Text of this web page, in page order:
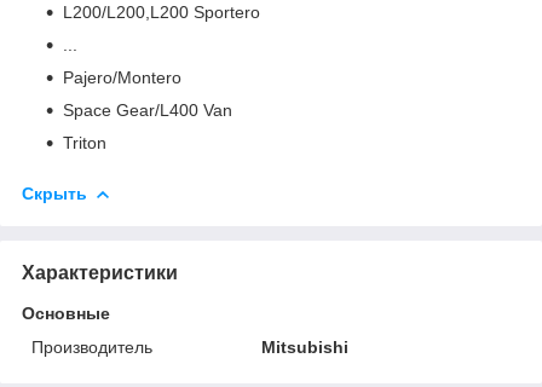
L200/L200,L200 Sportero
Pajero/Montero
Space Gear/L400 Van
Triton
Скрыть
Характеристики
Основные
Производитель
Mitsubishi